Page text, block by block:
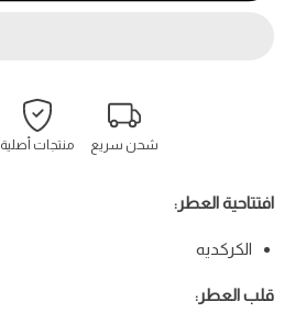
شحن سريع منتجات أصلية
افتتاحية العطر:
الكركديه
قلب العطر: